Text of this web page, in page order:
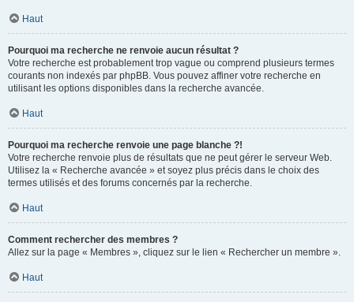
Haut
Pourquoi ma recherche ne renvoie aucun résultat ?
Votre recherche est probablement trop vague ou comprend plusieurs termes
courants non indexés par phpBB. Vous pouvez affiner votre recherche en
utilisant les options disponibles dans la recherche avancée.
Haut
Pourquoi ma recherche renvoie une page blanche ?!
Votre recherche renvoie plus de résultats que ne peut gérer le serveur Web.
Utilisez la « Recherche avancée » et soyez plus précis dans le choix des
termes utilisés et des forums concernés par la recherche.
Haut
Comment rechercher des membres ?
Allez sur la page « Membres », cliquez sur le lien « Rechercher un membre ».
Haut